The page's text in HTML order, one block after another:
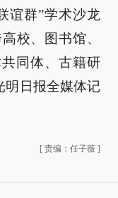
谊群”学术沙龙
校、图书馆、
同体、古籍研
明日报全媒体记
[ 责编：任子薇 ]